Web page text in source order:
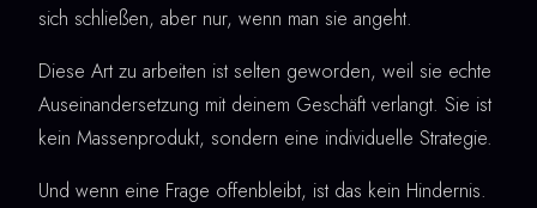
sich schließen, aber nur, wenn man sie angeht.
Diese Art zu arbeiten ist selten geworden, weil sie echte
Auseinandersetzung mit deinem Geschäft verlangt. Sie ist
kein Massenprodukt, sondern eine individuelle Strategie.
Und wenn eine Frage offenbleibt, ist das kein Hindernis.